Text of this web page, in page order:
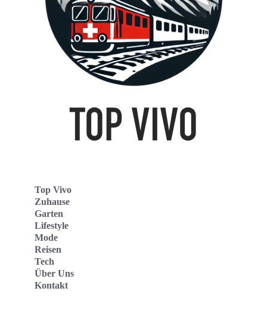
Top Vivo
Zuhause
Garten
Lifestyle
Mode
Reisen
Tech
Über Uns
Kontakt